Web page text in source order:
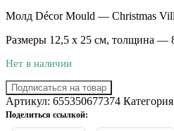
Молд Décor Mould — Christmas
Размеры 12,5 х 25 см, толщина —
Нет в наличии
Подписаться на товар
Артикул: 655350677374
Поделиться ссылкой: